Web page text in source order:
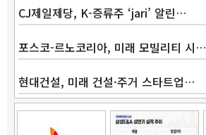
CJ제일제당, K-증류주 ‘jari’ 알린…
포스코-르노코리아, 미래 모빌리티 시…
현대건설, 미래 건설·주거 스타트업…